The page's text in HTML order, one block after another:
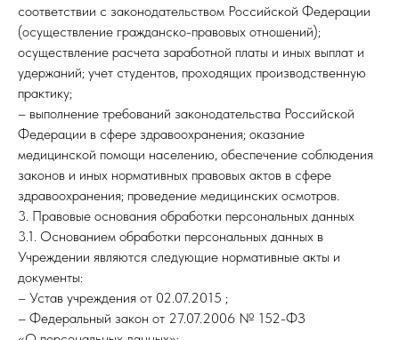
соответствии с законодательством Российской Федерации
(осуществление гражданско-правовых отношений);
осуществление расчета заработной платы и иных выплат и
удержаний; учет студентов, проходящих производственную
практику;
– выполнение требований законодательства Российской
Федерации в сфере здравоохранения; оказание
медицинской помощи населению, обеспечение соблюдения
законов и иных нормативных правовых актов в сфере
здравоохранения; проведение медицинских осмотров.
3. Правовые основания обработки персональных данных
3.1. Основанием обработки персональных данных в
Учреждении являются следующие нормативные акты и
документы:
– Устав учреждения от 02.07.2015 ;
– Федеральный закон от 27.07.2006 № 152-ФЗ